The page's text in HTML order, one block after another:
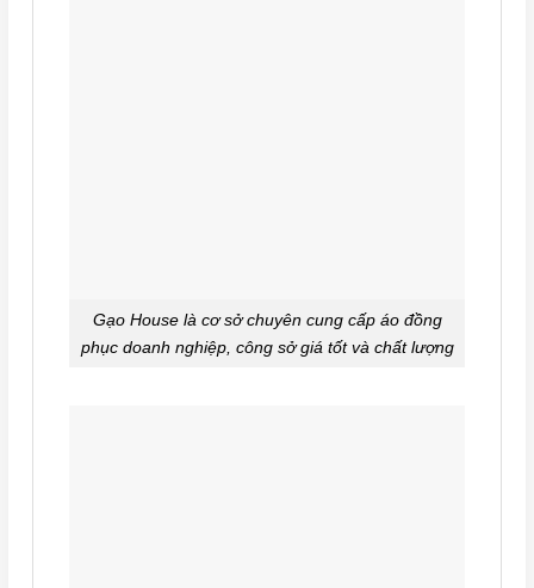
Gạo House là cơ sở chuyên cung cấp áo đồng
phục doanh nghiệp, công sở giá tốt và chất lượng